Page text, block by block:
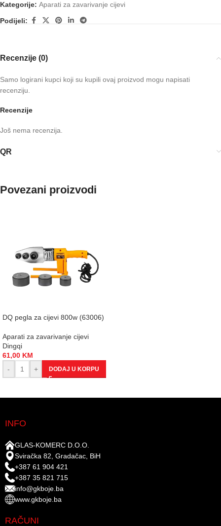
Kategorije: Aparati za zavarivanje cijevi
Podijeli:
Recenzije (0)
Recenzije
Još nema recenzija.
Samo logirani kupci koji su kupili ovaj proizvod mogu napisati
recenziju.
QR
Povezani proizvodi
DQ pegla za cijevi 800w (63006)
Aparati za zavarivanje cijevi
Dingqi
61,00 KM
-
+ DODAJ U KORPU
INFO
GLAS-KOMERC D.O.O.
Sviračka 82, Gradačac, BiH
+387 61 904 421
+387 35 821 715
info@gkboje.ba
www.gkboje.ba
RAČUNI